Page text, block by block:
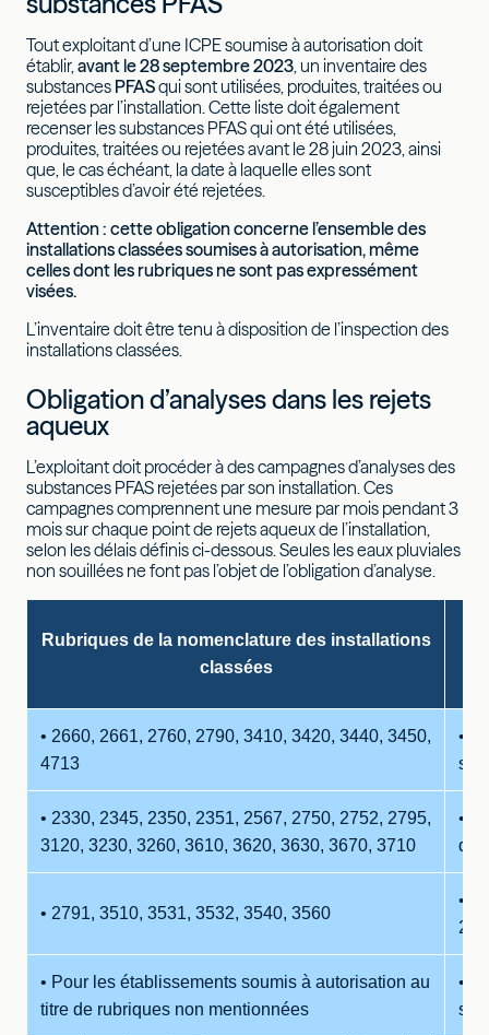
Tout exploitant d’une ICPE soumise à autorisation doit
établir,avant le 28 septembre 2023, un inventaire des
substances PFASqui sont utilisées, produites, traitées ou
rejetées par l’installation. Cette liste doit également
recenser les substances PFAS qui ont été utilisées,
produites, traitées ou rejetées avant le 28 juin 2023, ainsi
que, le cas échéant, la date à laquelle elles sont
susceptibles d’avoir été rejetées.
Attention : cette obligation concerne l’ensemble des
installations classées soumises à autorisation, même
celles dont les rubriques ne sont pas expressément
visées.
L’inventaire doit être tenu à disposition de l’inspection des
installations classées.
Obligation d’analyses dans les rejets
aqueux
L’exploitant doit procéder à des campagnes d’analyses des
substances PFAS rejetées par son installation. Ces
campagnes comprennent une mesure par mois pendant 3
mois sur chaque point de rejets aqueux de l’installation,
selon les délais définis ci-dessous. Seules les eaux pluviales
non souillées ne font pas l’objet de l’obligation d’analyse.
Rubriques de la nomenclature des installations
classées
• 2660, 2661, 2760, 2790, 3410, 3420, 3440, 3450,
4713
•
• 2330, 2345, 2350, 2351, 2567, 2750, 2752, 2795,
3120, 3230, 3260, 3610, 3620, 3630, 3670, 3710
•
• 2791, 3510, 3531, 3532, 3540, 3560
•
• Pour les établissements soumis à autorisation au
titre de rubriques non mentionnées
•